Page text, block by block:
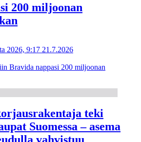
200 miljoonan
2026, 9:17 21.7.2026
Bravida nappasi 200 miljoonan
teki
Suomessa – asema